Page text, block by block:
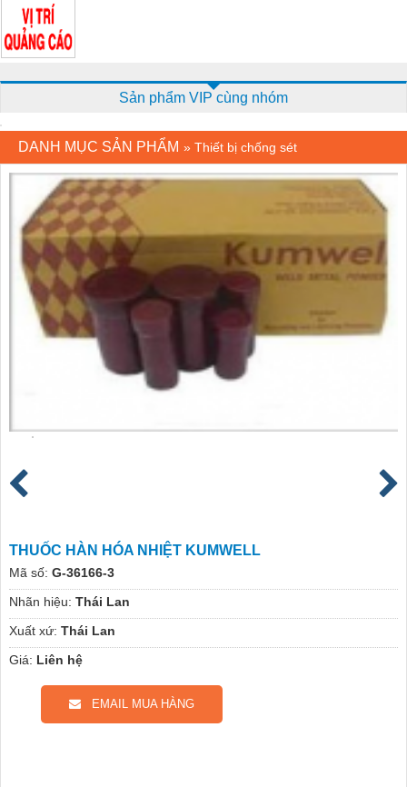
Sản phẩm VIP cùng nhóm
DANH MỤC SẢN PHẨM » Thiết bị chống sét
THUỐC HÀN HÓA NHIỆT KUMWELL
Mã số: G-36166-3
Nhãn hiệu: Thái Lan
Xuất xứ: Thái Lan
Giá: Liên hệ
EMAIL MUA HÀNG